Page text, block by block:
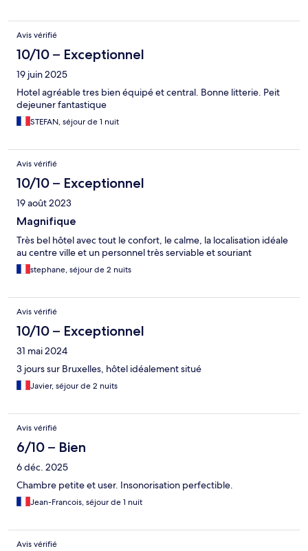
Avis vérifié
10/10 – Exceptionnel
19 juin 2025
Hotel agréable tres bien équipé et central. Bonne litterie. Peit
dejeuner fantastique
STEFAN, séjour de 1 nuit
Avis vérifié
10/10 – Exceptionnel
19 août 2023
Magnifique
Très bel hôtel avec tout le confort, le calme, la localisation idéale
au centre ville et un personnel très serviable et souriant
stephane, séjour de 2 nuits
Avis vérifié
10/10 – Exceptionnel
31 mai 2024
3 jours sur Bruxelles, hôtel idéalement situé
Javier, séjour de 2 nuits
Avis vérifié
6/10 – Bien
6 déc. 2025
Chambre petite et user. Insonorisation perfectible.
Jean-Francois, séjour de 1 nuit
Avis vérifié